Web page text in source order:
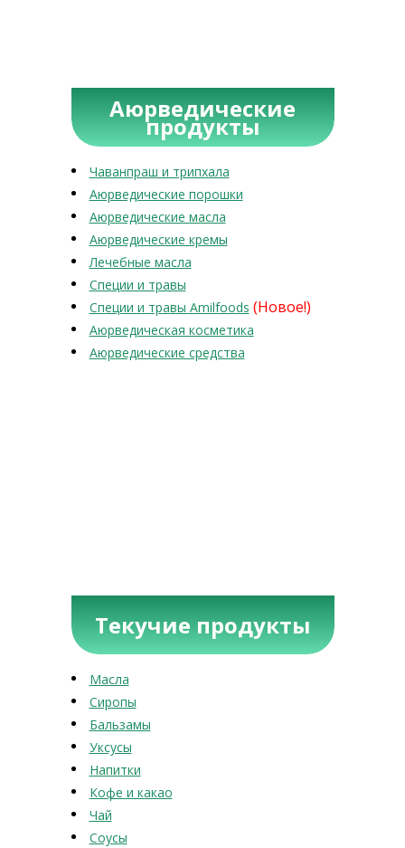
Аюрведические
продукты
Чаванпраш и трипхала
Аюрведические порошки
Аюрведические масла
Аюрведические кремы
Лечебные масла
Специи и травы
Специи и травы Amilfoods (Новое!)
Аюрведическая косметика
Аюрведические средства
Текучие продукты
Масла
Сиропы
Бальзамы
Уксусы
Напитки
Кофе и какао
Чай
Соусы